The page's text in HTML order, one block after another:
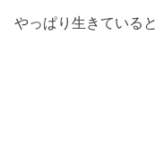
やっぱり生きている